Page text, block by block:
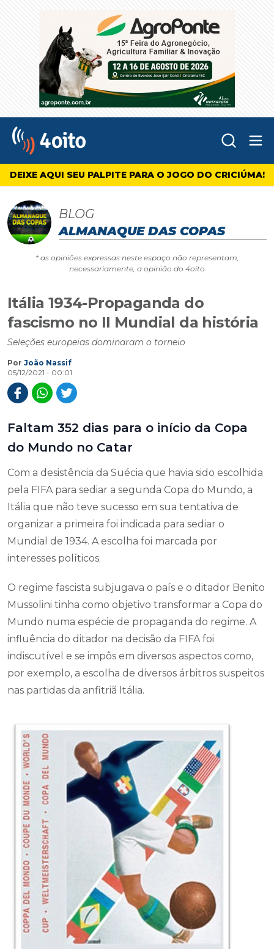
4oito
DEIXE AQUI SEU PALPITE PARA O JOGO DO CRICIÚMA!
BLOG
ALMANAQUE DAS COPAS
* as opiniões expressas neste espaço não representam,
necessariamente, a opinião do 4oito
Itália 1934-Propaganda do
fascismo no II Mundial da história
Seleções europeias dominaram o torneio
Por João Nassif
05/12/2021 - 00:01
Faltam 352 dias para o início da Copa
do Mundo no Catar
Com a desistência da Suécia que havia sido escolhida
pela FIFA para sediar a segunda Copa do Mundo, a
Itália que não teve sucesso em sua tentativa de
organizar a primeira foi indicada para sediar o
Mundial de 1934. A escolha foi marcada por
interesses políticos.
O regime fascista subjugava o país e o ditador Benito
Mussolini tinha como objetivo transformar a Copa do
Mundo numa espécie de propaganda do regime. A
influência do ditador na decisão da FIFA foi
indiscutível e se impôs em diversos aspectos como,
por exemplo, a escolha de diversos árbitros suspeitos
nas partidas da anfitriã Itália.